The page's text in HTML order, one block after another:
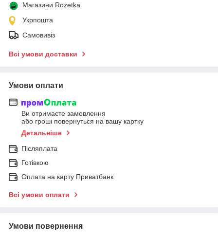
Магазини Rozetka
Укрпошта
Самовивіз
Всі умови доставки
Умови оплати
Ви отримаєте замовлення
або гроші повернуться на вашу картку
Детальніше
Післяплата
Готівкою
Оплата на карту Приватбанк
Всі умови оплати
Умови повернення